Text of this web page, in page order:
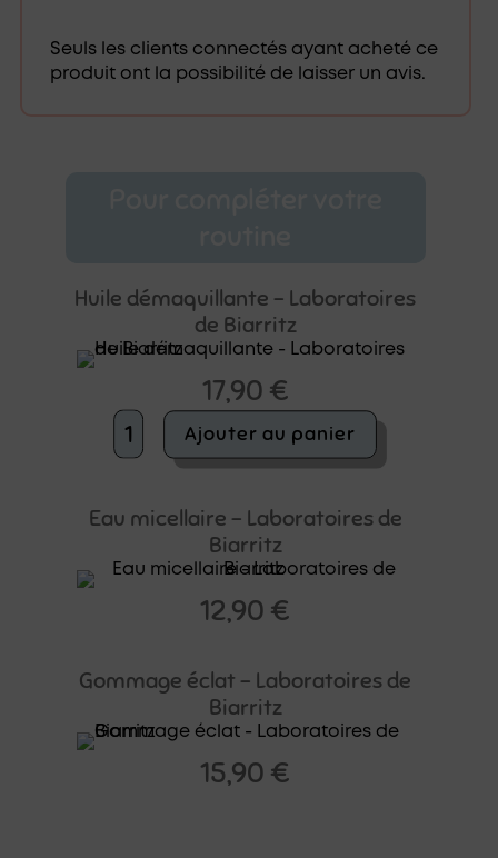
Seuls les clients connectés ayant acheté ce
produit ont la possibilité de laisser un avis.
Huile démaquillante – Laboratoires
de Biarritz
17,90 €
quantité
de
Laboratoires
Biarritz
Ajouter au panier
Eau micellaire – Laboratoires de
Biarritz
12,90 €
Gommage éclat – Laboratoires de
Biarritz
15,90 €